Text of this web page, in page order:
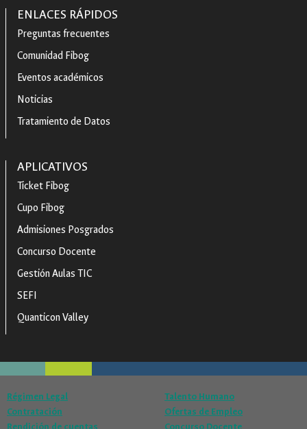
ENLACES RÁPIDOS
Preguntas frecuentes
Comunidad Fibog
Eventos académicos
Noticias
Tratamiento de Datos
APLICATIVOS
Ticket Fibog
Cupo Fibog
Admisiones Posgrados
Concurso Docente
Gestión Aulas TIC
SEFI
Quanticon Valley
Régimen Legal
Contratación
Rendición de cuentas
Talento Humano
Ofertas de Empleo
Concurso Docente